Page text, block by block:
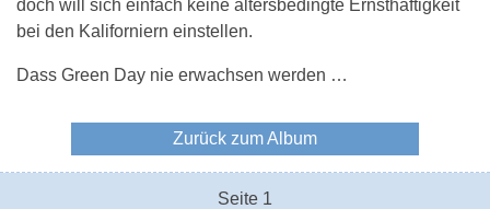
doch will sich einfach keine altersbedingte Ernsthaftigkeit
bei den Kaliforniern einstellen.
Dass Green Day nie erwachsen werden …
Zurück zum Album
Seite 1